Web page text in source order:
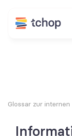
Glossar zur